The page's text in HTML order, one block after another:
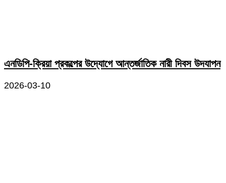
এনডিপি-ক্রিয়া প্রকল্পের উদ্যোগে আন্তর্জাতিক নারী দিবস উদযাপন
2026-03-10